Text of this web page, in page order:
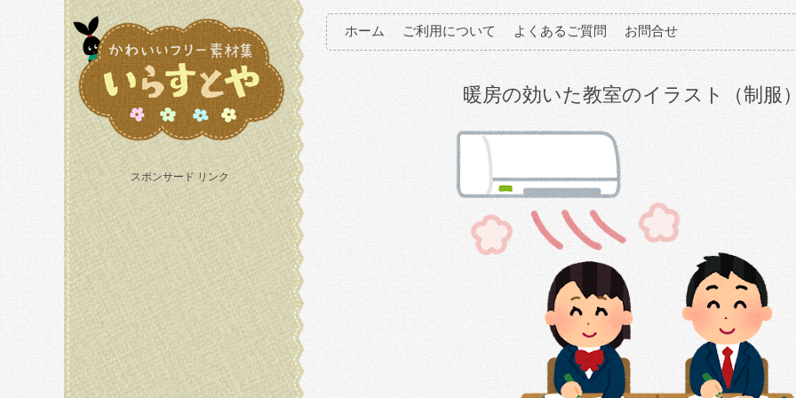
スポンサード リンク
ホーム ご利用について よくあるご質問 お問合せ
暖房の効いた教室のイラスト（制服